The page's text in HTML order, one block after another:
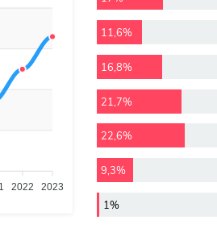
2022 2023
11,6%
16,8%
21,7%
22,6%
9,3%
1%